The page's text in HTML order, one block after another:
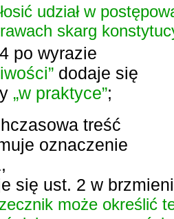
udział w
skarg
po wyrazie
dodaje się
„w praktyce”;
treść
oznaczenie
się ust. 2 w
może określić